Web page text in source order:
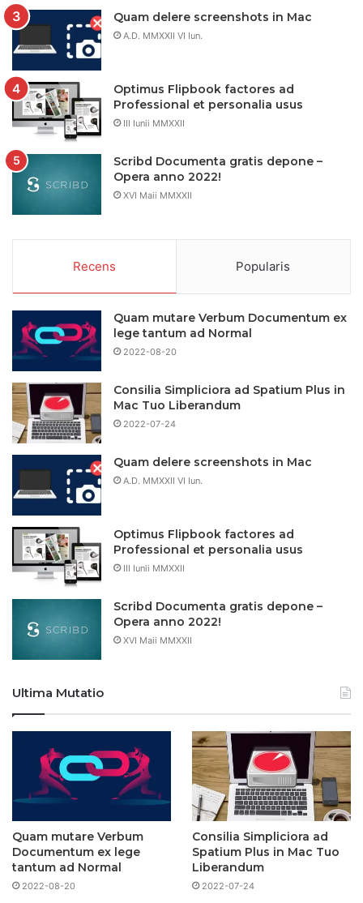
Quam delere screenshots in Mac
A.D. MMXXII VI Iun.
Optimus Flipbook factores ad
Professional et personalia usus
III Iunii MMXXII
Scribd Documenta gratis depone –
Opera anno 2022!
XVI Maii MMXXII
Recens Popularis
Quam mutare Verbum Documentum ex
lege tantum ad Normal
2022-08-20
Consilia Simpliciora ad Spatium Plus in
Mac Tuo Liberandum
2022-07-24
Quam delere screenshots in Mac
A.D. MMXXII VI Iun.
Optimus Flipbook factores ad
Professional et personalia usus
III Iunii MMXXII
Scribd Documenta gratis depone –
Opera anno 2022!
XVI Maii MMXXII
Ultima Mutatio
Quam mutare Verbum
Documentum ex lege
tantum ad Normal
2022-08-20
Consilia Simpliciora ad
Spatium Plus in Mac Tuo
Liberandum
2022-07-24